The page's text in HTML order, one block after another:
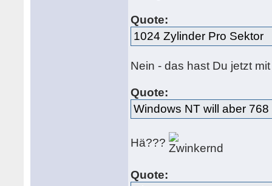
Quote:
1024 Zylinder Pro Sektor
Nein - das hast Du jetzt
Quote:
Windows NT will aber
Hä???
Quote: